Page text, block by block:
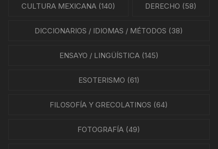
CULTURA MEXICANA(140) DERECHO (58)
DICCIONARIOS / IDIOMAS / MÉTODOS (38)
ENSAYO / LINGÜÍSTICA(145)
ESOTERISMO (61)
FILOSOFÍA Y GRECOLATINOS (64)
FOTOGRAFÍA (49)